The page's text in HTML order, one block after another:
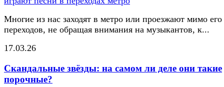
Многие из нас заходят в метро или проезжают мимо его
переходов, не обращая внимания на музыкантов, к...
17.03.26
Скандальные звёзды: на самом ли деле они такие
порочные?